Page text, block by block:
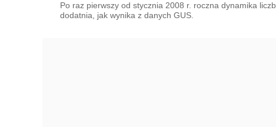
Po raz pierwszy od stycznia 2008 r. roczna dynamika
dodatnia, jak wynika z danych GUS.